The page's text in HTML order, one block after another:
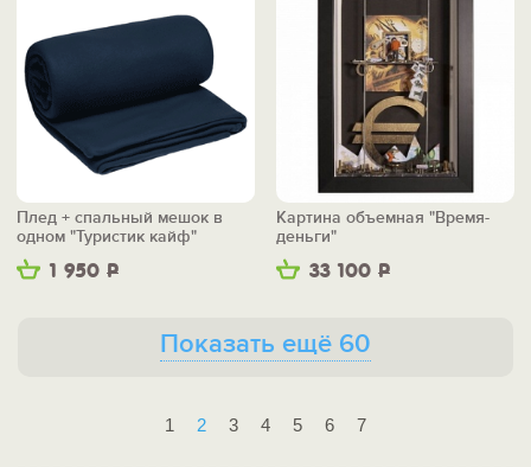
1 950 Р
Плед + спальный мешок в
одном "Туристик кайф"
33 100 Р
Картина объемная "Время-
деньги"
Показать ещё 60
1 2 3 4 5 6 7